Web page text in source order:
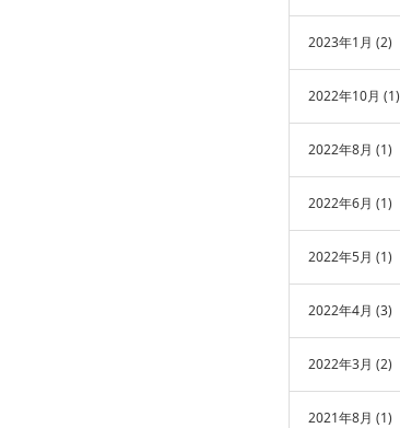
2023年1月 (2)
2022年10月 (1)
2022年8月 (1)
2022年6月 (1)
2022年5月 (1)
2022年4月 (3)
2022年3月 (2)
2021年8月 (1)